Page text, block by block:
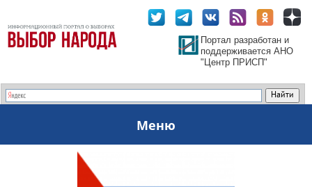
Портал разработан и
поддерживается АНО
"Центр ПРИСП"
Меню